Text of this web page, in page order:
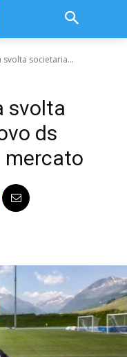
svolta societaria...
svolta
ds
mercato